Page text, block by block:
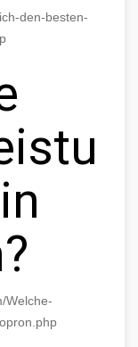
den-besten-
Welche-